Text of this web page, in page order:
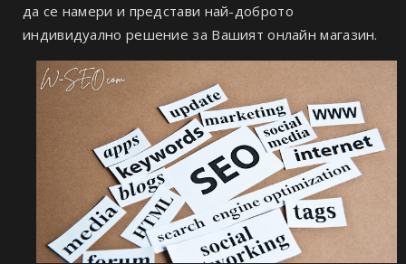
да се намери и представи най-доброто
индивидуално решение за Вашият онлайн магазин.